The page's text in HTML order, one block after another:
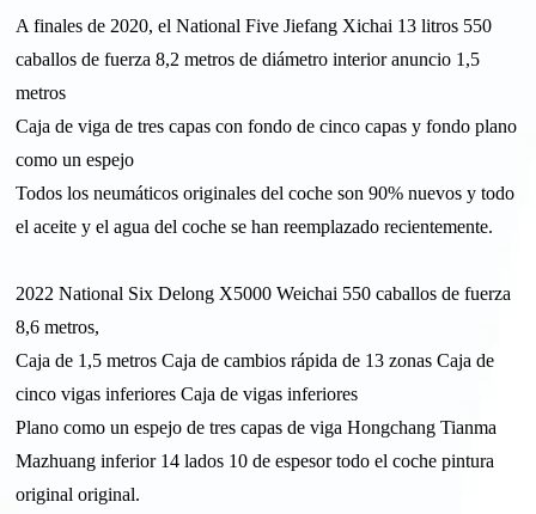
A finales de 2020, el National Five Jiefang Xichai 13 litros 550
caballos de fuerza 8,2 metros de diámetro interior anuncio 1,5
metros
Caja de viga de tres capas con fondo de cinco capas y fondo plano
como un espejo
Todos los neumáticos originales del coche son 90% nuevos y todo
el aceite y el agua del coche se han reemplazado recientemente.
2022 National Six Delong X5000 Weichai 550 caballos de fuerza
8,6 metros,
Caja de 1,5 metros Caja de cambios rápida de 13 zonas Caja de
cinco vigas inferiores Caja de vigas inferiores
Plano como un espejo de tres capas de viga Hongchang Tianma
Mazhuang inferior 14 lados 10 de espesor todo el coche pintura
original original.